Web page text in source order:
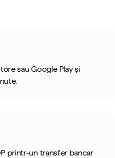
sau Google Play și
printr-un transfer bancar